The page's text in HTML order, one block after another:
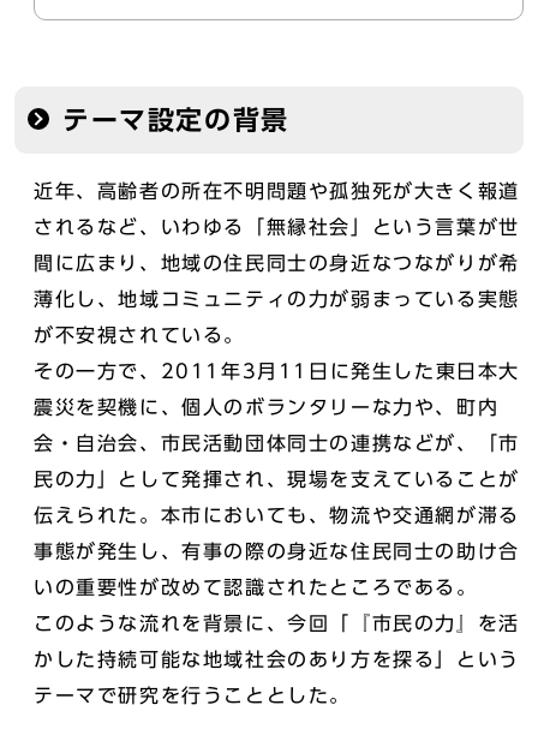
テーマ設定の背景
近年、高齢者の所在不明問題や孤独死が大きく報道
されるなど、いわゆる「無縁社会」という言葉が世
間に広まり、地域の住民同士の身近なつながりが希
薄化し、地域コミュニティの力が弱まっている実態
が不安視されている。
その一方で、2011年3月11日に発生した東日本大
震災を契機に、個人のボランタリーな力や、町内
会・自治会、市民活動団体同士の連携などが、「市
民の力」として発揮され、現場を支えていることが
伝えられた。本市においても、物流や交通網が滞る
事態が発生し、有事の際の身近な住民同士の助け合
いの重要性が改めて認識されたところである。
このような流れを背景に、今回「『市民の力』を活
かした持続可能な地域社会のあり方を探る」という
テーマで研究を行うこととした。